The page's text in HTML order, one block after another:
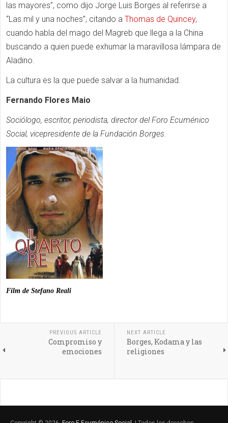
las mayores”, como dijo Jorge Luis Borges al referirse a
“Las mil y una noches”, citando a Thomas de Quincey,
cuando habla del mago del Magreb que llega a la China
buscando a quien puede exhumar la maravillosa lámpara de
Aladino.
La cultura es la que puede salvar a la humanidad.
Fernando Flores Maio
Sociólogo, escritor, periodista, director del Foro Ecuménico
Social, vicepresidente de la Fundación Borges.
Film de Stefano Reali
PREVIOUS ARTICLE
Compromiso y
emociones
NEXT ARTICLE
Borges, Kodama y las
religiones